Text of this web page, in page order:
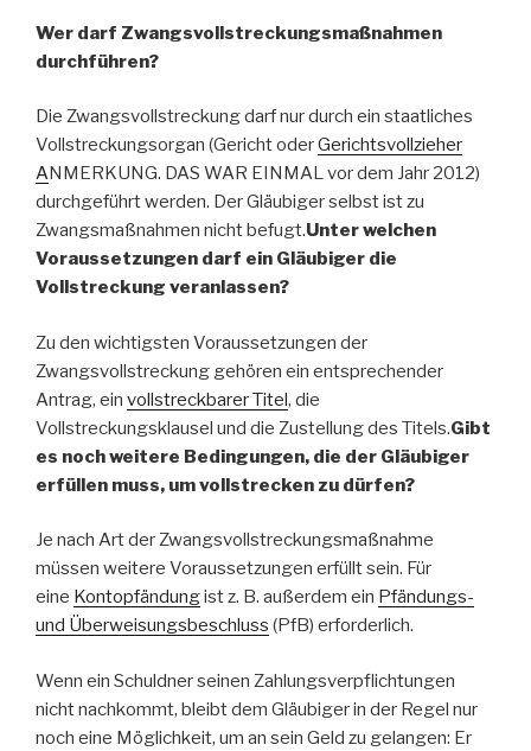
Wer darf Zwangsvollstreckungsmaßnahmen
durchführen?
Die Zwangsvollstreckung darf nur durch ein staatliches
Vollstreckungsorgan (Gericht oderGerichtsvollzieher
ANMERKUNG. DAS WAR EINMAL vor dem Jahr 2012)
durchgeführt werden. Der Gläubiger selbst ist zu
Zwangsmaßnahmen nicht befugt.Unter welchen
Voraussetzungen darf ein Gläubiger die
Vollstreckung veranlassen?
Zu den wichtigsten Voraussetzungen der
Zwangsvollstreckung gehören ein entsprechender
Antrag, ein vollstreckbarer Titel, die
Vollstreckungsklausel und die Zustellung des Titels.Gibt
es noch weitere Bedingungen, die der Gläubiger
erfüllen muss, um vollstrecken zu dürfen?
Je nach Art der Zwangsvollstreckungsmaßnahme
müssen weitere Voraussetzungen erfüllt sein. Für
eine Kontopfändungist z. B. außerdem ein Pfändungs-
und Überweisungsbeschluss (PfB) erforderlich.
Wenn ein Schuldner seinen Zahlungsverpflichtungen
nicht nachkommt, bleibt dem Gläubiger in der Regel nur
noch eine Möglichkeit, um an sein Geld zu gelangen: Er